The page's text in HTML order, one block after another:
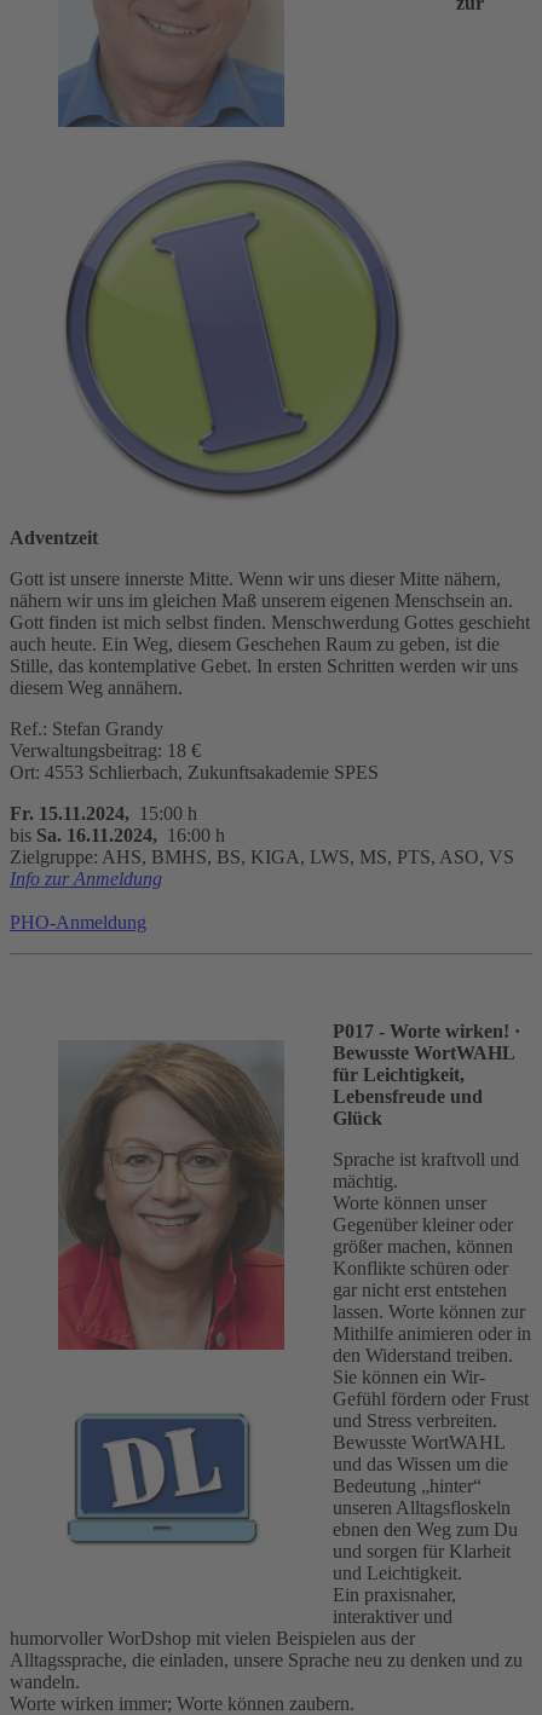
Adventzeit
Gott ist unsere innerste Mitte. Wenn wir uns dieser Mitte nähern,
nähern wir uns im gleichen Maß unserem eigenen Menschsein an.
Gott finden ist mich selbst finden. Menschwerdung Gottes geschieht
auch heute. Ein Weg, diesem Geschehen Raum zu geben, ist die
Stille, das kontemplative Gebet. In ersten Schritten werden wir uns
diesem Weg annähern.
Ref.: Stefan Grandy
Verwaltungsbeitrag: 18 €
Ort: 4553 Schlierbach, Zukunftsakademie SPES
Fr. 15.11.2024, 15:00 h
bis Sa. 16.11.2024, 16:00 h
Zielgruppe: AHS, BMHS, BS, KIGA, LWS, MS, PTS, ASO, VS
Info zur Anmeldung
PHO-Anmeldung
P017 - Worte wirken! ·
Bewusste WortWAHL
für Leichtigkeit,
Lebensfreude und
Glück
Sprache ist kraftvoll und
mächtig.
Worte können unser
Gegenüber kleiner oder
größer machen, können
Konflikte schüren oder
gar nicht erst entstehen
lassen. Worte können zur
Mithilfe animieren oder in
den Widerstand treiben.
Sie können ein Wir-
Gefühl fördern oder Frust
und Stress verbreiten.
Bewusste WortWAHL
und das Wissen um die
Bedeutung „hinter“
unseren Alltagsfloskeln
ebnen den Weg zum Du
und sorgen für Klarheit
und Leichtigkeit.
Ein praxisnaher,
interaktiver und
humorvoller WorDshop mit vielen Beispielen aus der
Alltagssprache, die einladen, unsere Sprache neu zu denken und zu
wandeln.
Worte wirken immer; Worte können zaubern.